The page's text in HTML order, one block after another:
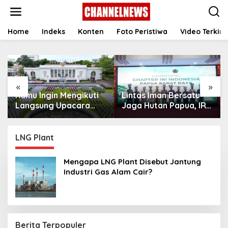
t
Home Indeks Konten Foto Peristiwa Video Terkini
« »
Kamu Ingin Mengikuti
Langsung Upacara
HUT Ke-81
Istana? Ini Link
Pendaftaran Resminya
di Sini
Lintas Iman Bersatu
Jaga Hutan Papua, IRI
Indonesia Resmikan
LNG Plant
Mengapa LNG Plant Disebut Jantung
Industri Gas Alam Cair?
Berita Terpopuler